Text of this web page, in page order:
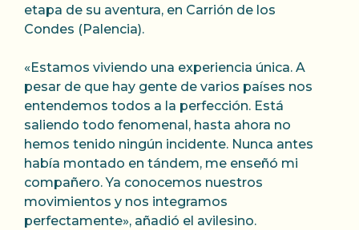
etapa de su aventura, en Carrión de los
Condes (Palencia).
«Estamos viviendo una experiencia única. A
pesar de que hay gente de varios países nos
entendemos todos a la perfección. Está
saliendo todo fenomenal, hasta ahora no
hemos tenido ningún incidente. Nunca antes
había montado en tándem, me enseñó mi
compañero. Ya conocemos nuestros
movimientos y nos integramos
perfectamente», añadió el avilesino.